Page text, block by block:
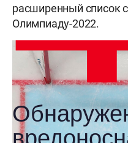
расширенный список
Олимпиаду-2022.